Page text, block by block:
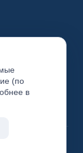
сайт
(по
в